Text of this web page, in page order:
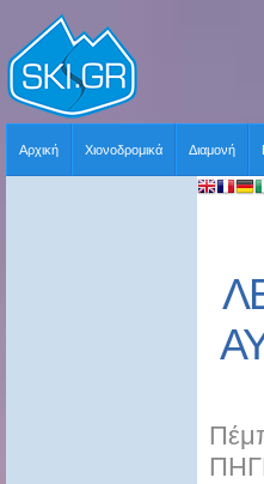
Αρχική Χιονοδρομικά Διαμονή